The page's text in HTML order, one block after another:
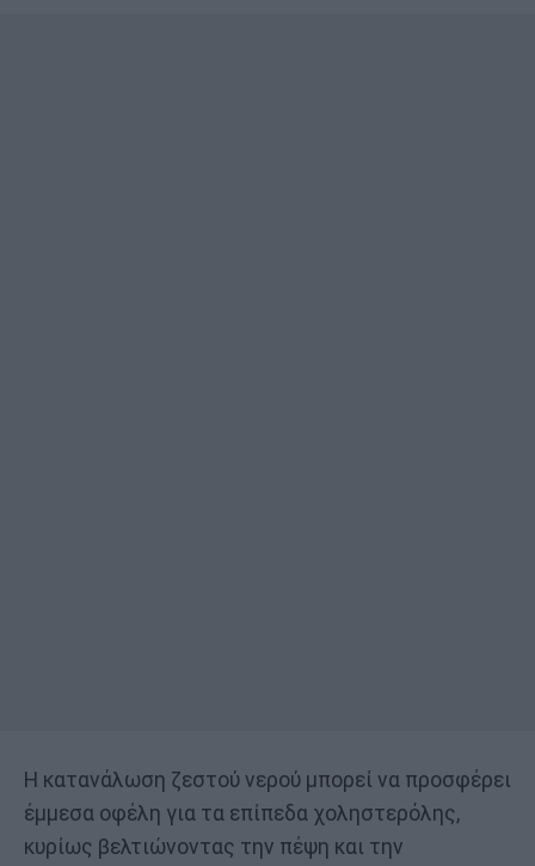
Η κατανάλωση ζεστού νερού μπορεί να προσφέρει
έμμεσα οφέλη για τα επίπεδα χοληστερόλης,
κυρίως βελτιώνοντας την πέψη και την